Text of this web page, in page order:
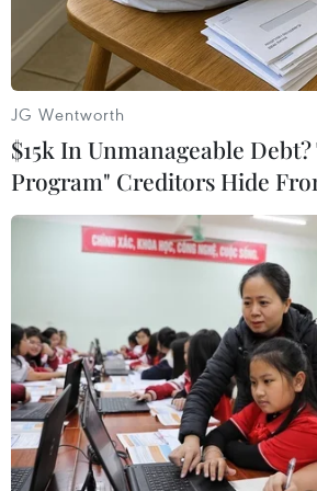
Nhà mới cho đồng bào vùng bị sạt lở
Trần Tĩnh/TTXVN)
Ngày 6/2, Ủy ban Nhân dân
tỉnh Quảng Nam và Công ty Cổ
Hải đã chính thức bàn giao 30
người dân xã Trà Leng, huyện
nhà ở bị hư hại hoàn toàn do
vào cuối tháng 10/2020.
JG Wentworth
$15k In Unmanageable
Program" Creditors Hide